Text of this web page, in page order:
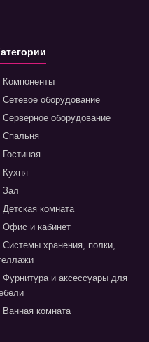
Компоненты
Сетевое оборудование
Серверное оборудование
Спальня
Гостиная
Кухня
Зал
Детская комната
Офис и кабинет
Системы хранения, полки,
Фурнитура и аксессуары для
Ванная комната